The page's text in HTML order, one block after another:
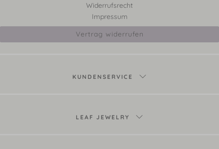
Widerrufsrecht
Impressum
Vertrag widerrufen
KUNDENSERVICE
LEAF JEWELRY